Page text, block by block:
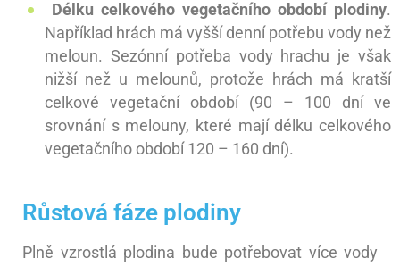
Délku celkového vegetačního období plodiny.
Například hrách má vyšší denní potřebu vody než
meloun. Sezónní potřeba vody hrachu je však
nižší než u melounů, protože hrách má kratší
celkové vegetační období (90 – 100 dní ve
srovnání s melouny, které mají délku celkového
vegetačního období 120 – 160 dní).
Růstová fáze plodiny
Plně vzrostlá plodina bude potřebovat více vody